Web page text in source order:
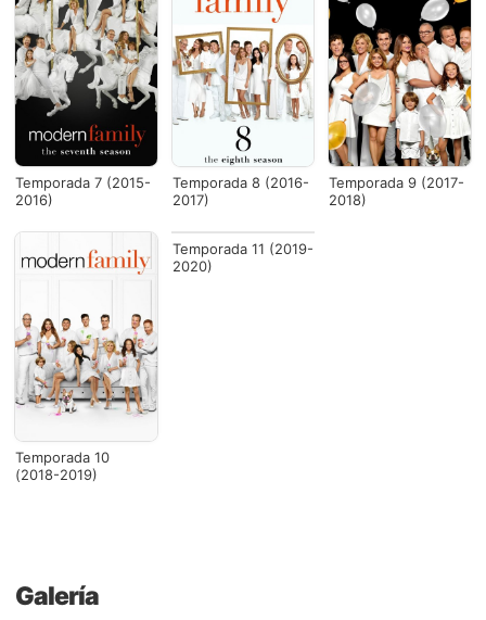
Temporada 7 (2015-
2016)
Temporada 8 (2016-
2017)
Temporada 9 (2017-
2018)
Temporada 10
(2018-2019)
Temporada 11 (2019-
2020)
Galería